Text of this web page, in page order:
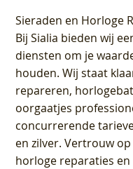
Sieraden en Horloge
Bij Sialia bieden wij
diensten om je
houden. Wij staat
repareren,
oorgaatjes
concurrerende
en zilver. Vertrouw
horloge reparaties